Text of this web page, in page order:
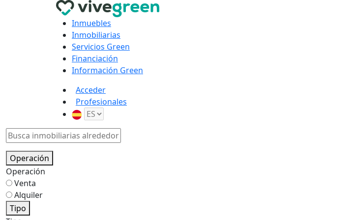
Inmuebles
Inmobiliarias
Servicios Green
Financiación
Información Green
Acceder
Profesionales
Operación
Operación
Venta
Alquiler
Tipo